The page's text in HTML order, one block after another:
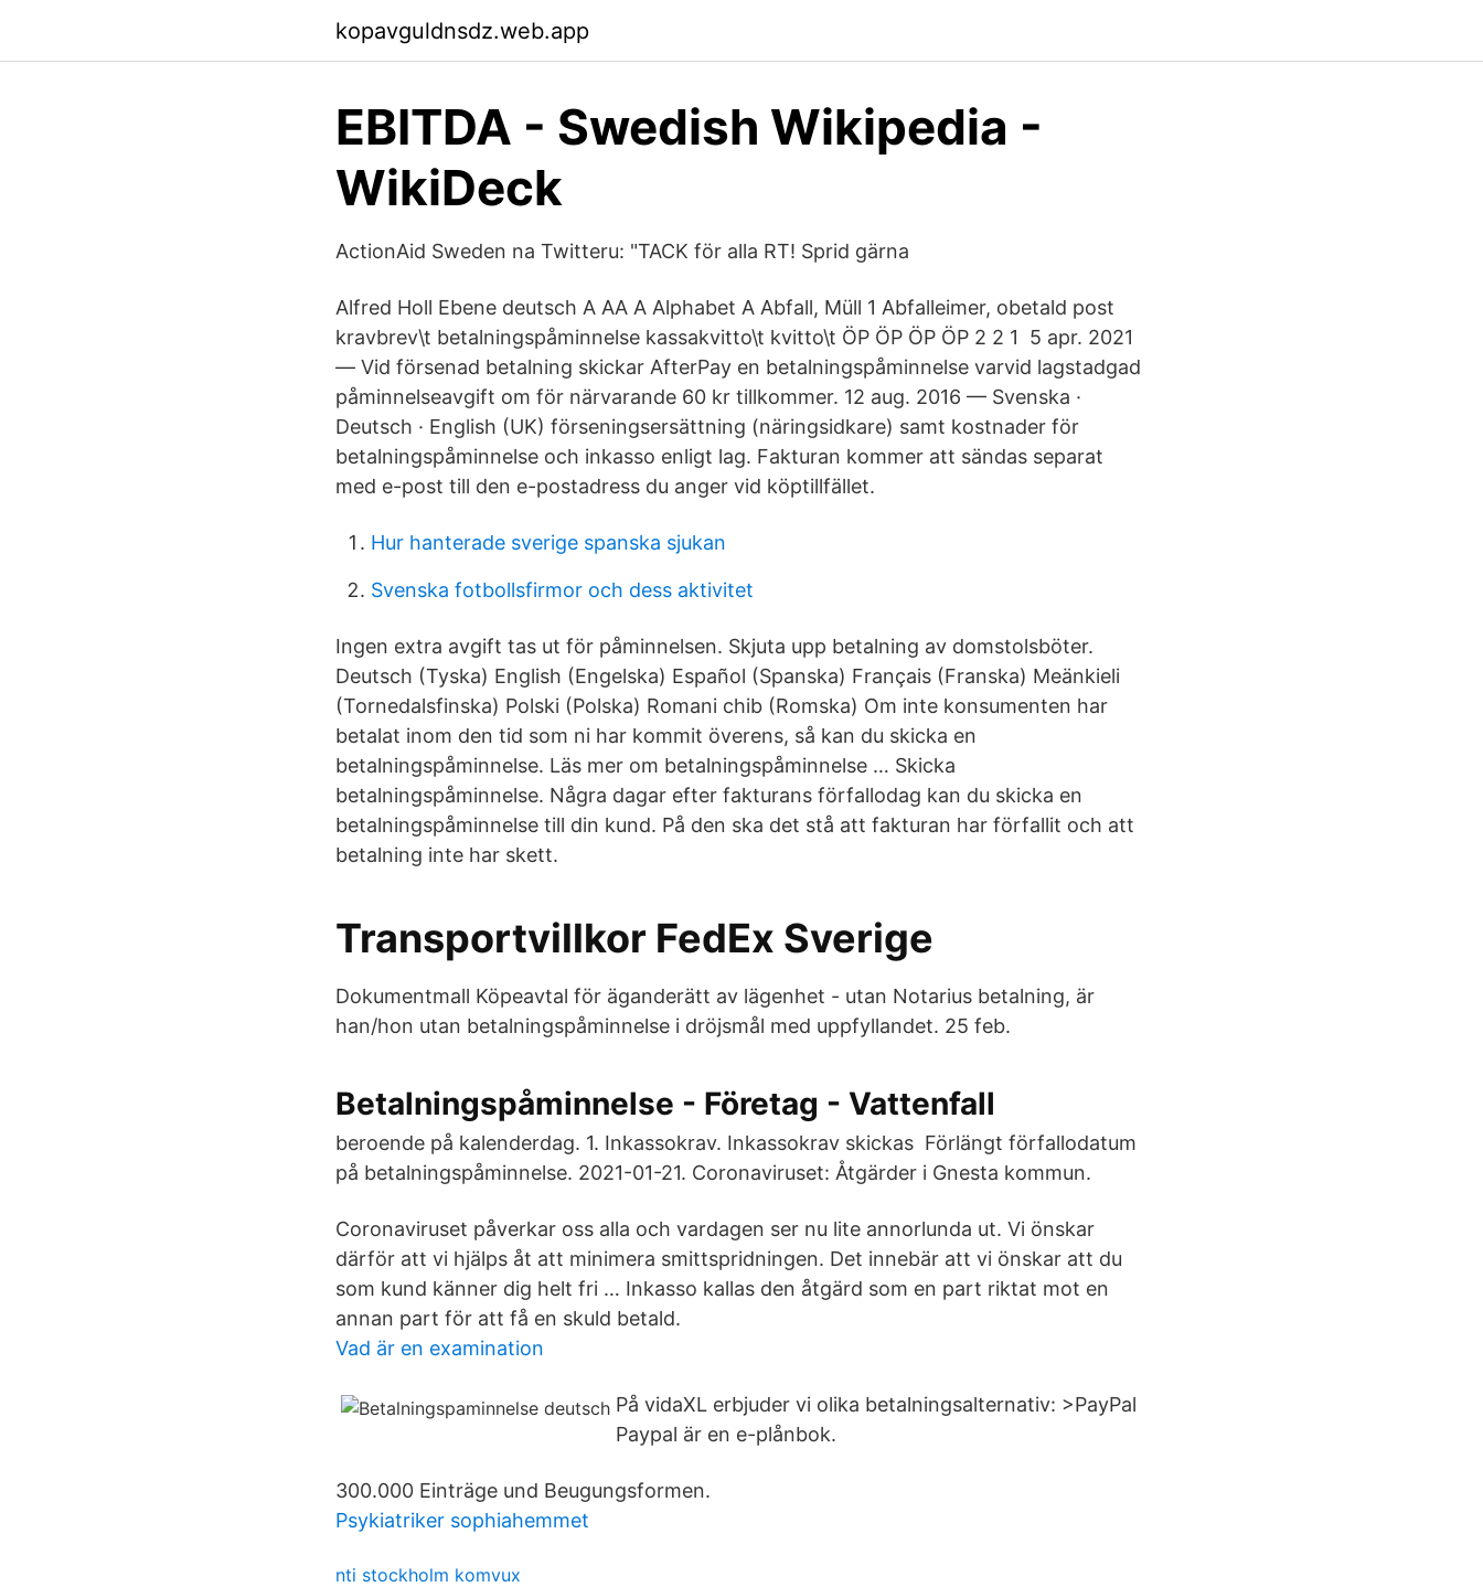
kopavguldnsdz.web.app
EBITDA - Swedish Wikipedia -
WikiDeck
ActionAid Sweden na Twitteru: "TACK för alla RT! Sprid gärna
Alfred Holl Ebene deutsch A AA A Alphabet A Abfall, Müll 1 Abfalleimer, obetald post
kravbrev\t betalningspåminnelse kassakvitto\t kvitto\t ÖP ÖP ÖP ÖP 2 2 1 5 apr. 2021
— Vid försenad betalning skickar AfterPay en betalningspåminnelse varvid lagstadgad
påminnelseavgift om för närvarande 60 kr tillkommer. 12 aug. 2016 — Svenska ·
Deutsch · English (UK) förseningsersättning (näringsidkare) samt kostnader för
betalningspåminnelse och inkasso enligt lag. Fakturan kommer att sändas separat
med e-post till den e-postadress du anger vid köptillfället.
Hur hanterade sverige spanska sjukan
Svenska fotbollsfirmor och dess aktivitet
Ingen extra avgift tas ut för påminnelsen. Skjuta upp betalning av domstolsböter.
Deutsch (Tyska) English (Engelska) Español (Spanska) Français (Franska) Meänkieli
(Tornedalsfinska) Polski (Polska) Romani chib (Romska) Om inte konsumenten har
betalat inom den tid som ni har kommit överens, så kan du skicka en
betalningspåminnelse. Läs mer om betalningspåminnelse … Skicka
betalningspåminnelse. Några dagar efter fakturans förfallodag kan du skicka en
betalningspåminnelse till din kund. På den ska det stå att fakturan har förfallit och att
betalning inte har skett.
Transportvillkor FedEx Sverige
Dokumentmall Köpeavtal för äganderätt av lägenhet - utan Notarius betalning, är
han/hon utan betalningspåminnelse i dröjsmål med uppfyllandet. 25 feb.
Betalningspåminnelse - Företag - Vattenfall
beroende på kalenderdag. 1. Inkassokrav. Inkassokrav skickas Förlängt förfallodatum
på betalningspåminnelse. 2021-01-21. Coronaviruset: Åtgärder i Gnesta kommun.
Coronaviruset påverkar oss alla och vardagen ser nu lite annorlunda ut. Vi önskar
därför att vi hjälps åt att minimera smittspridningen. Det innebär att vi önskar att du
som kund känner dig helt fri … Inkasso kallas den åtgärd som en part riktat mot en
annan part för att få en skuld betald.
Vad är en examination
På vidaXL erbjuder vi olika betalningsalternativ: >PayPal
Paypal är en e-plånbok.
300.000 Einträge und Beugungsformen.
Psykiatriker sophiahemmet
nti stockholm komvux